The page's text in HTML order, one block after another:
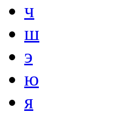
ч
ш
э
ю
я